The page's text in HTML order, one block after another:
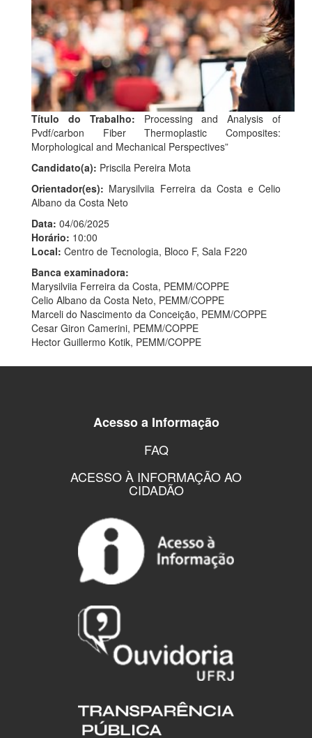
Título do Trabalho: Processing and Analysis of
Pvdf/carbon Fiber Thermoplastic Composites:
Morphological and Mechanical Perspectives”
Candidato(a): Priscila Pereira Mota
Orientador(es): Marysilviia Ferreira da Costa e Celio
Albano da Costa Neto
Data: 04/06/2025
Horário: 10:00
Local: Centro de Tecnologia, Bloco F, Sala F220
Banca examinadora:
Marysilviia Ferreira da Costa, PEMM/COPPE
Celio Albano da Costa Neto, PEMM/COPPE
Marceli do Nascimento da Conceição, PEMM/COPPE
Cesar Giron Camerini, PEMM/COPPE
Hector Guillermo Kotik, PEMM/COPPE
Acesso a Informação
FAQ
ACESSO À INFORMAÇÃO AO
CIDADÃO